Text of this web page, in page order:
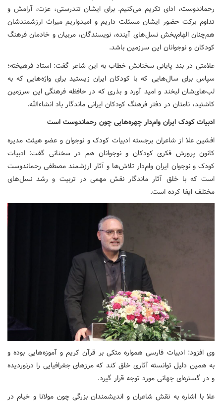
رحماندوست، ادای تکریم می‌کنیم. برای ایشان تندرستی،‌ عزت، آرامش و
تداوم برکت حضور ایشان مسئلت داریم و امیدواریم میراث ارزشمندشان
هم‌چنان الهام‌بخش نسل‌های آینده،‌ نویسندگان، ‌مربیان و خادمان فرهنگ
کودکان و نوجوانان این سرزمین باشد.
علامتی در بند پایانی سخنانش خطاب به این شاعر گفت: ‌استاد فرهیخته؛‌
سپاس برای سال‌هایی که با کودکان ایران زیستید برای واژه‌هایی که به
لب‌های‌شان لبخند و امید آورد و بذری که در حافظه فرهنگی این سرزمین
کاشتید،‌ ‌نامتان در دفتر فرهنگ کودکان ایرانی ماندگار باد انشاءالله.
ادبیات کودک ایران وام‌دار چهره‌هایی چون رحماندوست است
افشین علا از شاعران برجسته ادبیات کودک و نوجوان و عضو هیئت مدیره
کانون پرورش فکری کودکان و نوجوانان هم در سخنانی گفت: ادبیات
کودک و نوجوان ایران وام‌دار تلاش‌ها و آثار ارزشمند مصطفی رحماندوست
است که با خلق آثار ماندگار نقش مهمی در تربیت و رشد نسل‌های
مختلف ایفا کرده است.
وی افزود: ادبیات فارسی همواره متکی بر قرآن کریم و آموزه‌هایی بوده و
به همین دلیل توانسته آثاری خلق کند که مرزهای جغرافیایی را درنوردیده
و در گستره‌ای جهانی مورد توجه قرار گیرد.
علا با اشاره به نقش شاعران و اندیشمندان بزرگی چون مولانا و خیام در